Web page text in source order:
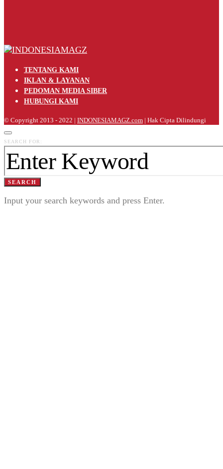
TENTANG KAMI
IKLAN & LAYANAN
PEDOMAN MEDIA SIBER
HUBUNGI KAMI
© Copyright 2013 - 2022 | INDONESIAMAGZ.com | Hak Cipta Dilindungi
SEARCH FOR:
SEARCH
Input your search keywords and press Enter.